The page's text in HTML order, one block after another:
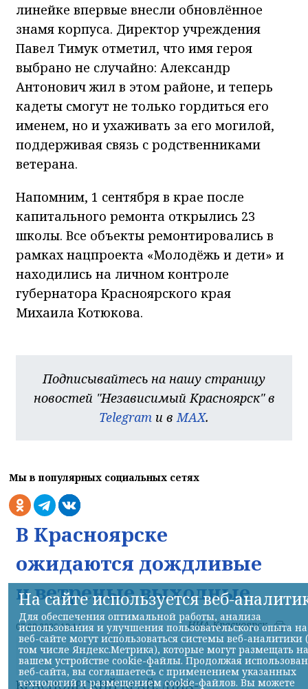
линейке впервые внесли обновлённое
знамя корпуса. Директор учреждения
Павел Тимук отметил, что имя героя
выбрано не случайно: Александр
Антонович жил в этом районе, и теперь
кадеты смогут не только гордиться его
именем, но и ухаживать за его могилой,
поддерживая связь с родственниками
ветерана.
Напомним, 1 сентября в крае после
капитального ремонта открылись 23
школы. Все объекты ремонтировались в
рамках нацпроекта «Молодёжь и дети» и
находились на личном контроле
губернатора Красноярского края
Михаила Котюкова.
Подписывайтесь на нашу страницу
новостей "Независимый Красноярск" в
Telegram и вMAX.
Мы в популярных социальных сетях
В Красноярске
ожидаются дождливые
и ветреные выходные
07.08.2026 13:14 НИА-Красноярск
© НИА
КРАСНОЯРСКИЙ КРАЙ, /НИА-
На сайте используется веб-
Для обеспечения оптимальной работы, анализа
использования и улучшения пользовательского опыта на
веб-сайте могут использоваться системы веб-аналитики
том числе Яндекс.Метрика), которые могут размещать на
вашем устройстве cookie-файлы. Продолжая
веб-сайта, вы соглашаетесь с применением указанных
технологий и размещением cookie-файлов. Вы можете